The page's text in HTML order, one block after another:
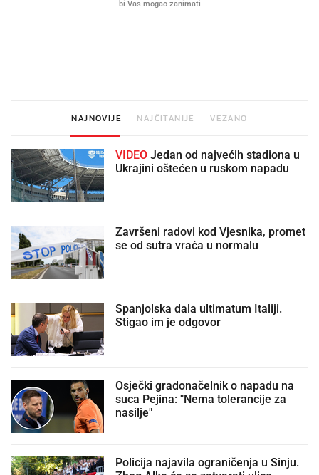
NAJNOVIJE NAJČITANIJE VEZANO
VIDEO
Ukrajini oštećen u ruskom napadu
Završeni radovi kod Vjesnika, promet
se od sutra vraća u normalu
Španjolska dala ultimatum Italiji.
Stigao im je odgovor
Osječki gradonačelnik o napadu na
suca Pejina: "Nema tolerancije za
nasilje"
Policija najavila ograničenja u Sinju.